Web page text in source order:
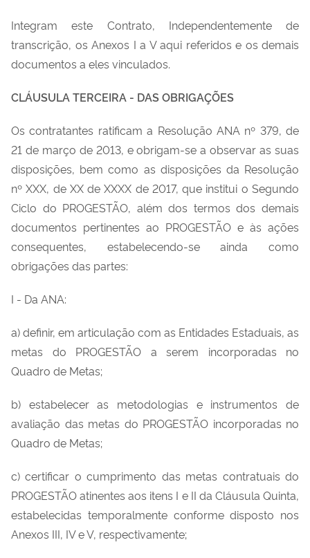
Integram este Contrato, Independentemente de
transcrição, os Anexos I a V aqui referidos e os demais
documentos a eles vinculados.
CLÁUSULA TERCEIRA - DAS OBRIGAÇÕES
Os contratantes ratificam a Resolução ANA nº 379, de
21 de março de 2013, e obrigam-se a observar as suas
disposições, bem como as disposições da Resolução
nº XXX, de XX de XXXX de 2017, que institui o Segundo
Ciclo do PROGESTÃO, além dos termos dos demais
documentos pertinentes ao PROGESTÃO e às ações
consequentes, estabelecendo-se ainda como
obrigações das partes:
I - Da ANA:
a) definir, em articulação com as Entidades Estaduais, as
metas do PROGESTÃO a serem incorporadas no
Quadro de Metas;
b) estabelecer as metodologias e instrumentos de
avaliação das metas do PROGESTÃO incorporadas no
Quadro de Metas;
c) certificar o cumprimento das metas contratuais do
PROGESTÃO atinentes aos itens I e II da Cláusula Quinta,
estabelecidas temporalmente conforme disposto nos
Anexos III, IV e V, respectivamente;